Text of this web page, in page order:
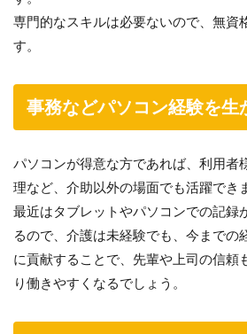
専門的なスキルは必要ないので、無資
す。
事務などパソコン経験を生
パソコンが得意な方であれば、利用者
理など、介助以外の場面でも活躍でき
最近はタブレットやパソコンでの記録
るので、介護は未経験でも、今までの
に貢献することで、先輩や上司の信頼
り働きやすくなるでしょう。